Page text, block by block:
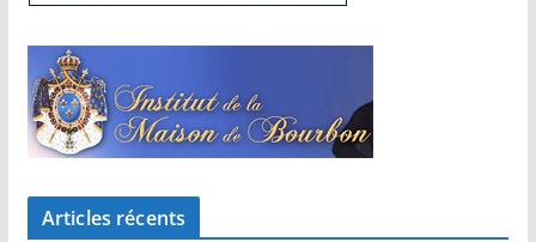
Articles récents